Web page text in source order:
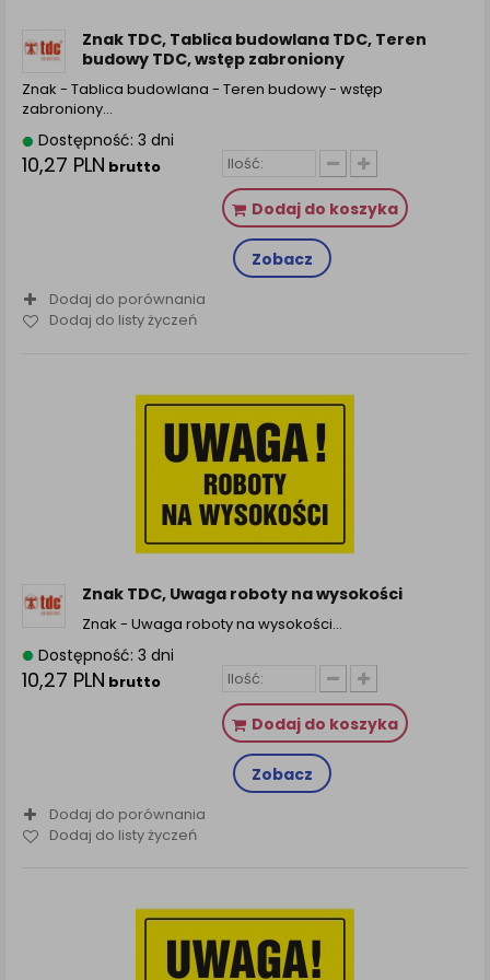
Znak TDC, Tablica budowlana TDC, Teren
budowy TDC, wstęp zabroniony
Znak - Tablica budowlana - Teren budowy - wstęp
zabroniony…
Dostępność: 3 dni
10,27 PLN brutto
Dodaj do koszyka
Zobacz
Dodaj do porównania
Dodaj do listy życzeń
Znak TDC, Uwaga roboty na wysokości
Znak - Uwaga roboty na wysokości…
Dostępność: 3 dni
10,27 PLN brutto
Dodaj do koszyka
Zobacz
Dodaj do porównania
Dodaj do listy życzeń
zamówienia na Państwa email lub wyświetlenie
Państwu prawidłowych informacji o promocjach czy
cenach indywidualnych, ważna jest Państwa
wcześniejsza zgoda której udzieliliście podczas
zakładania konta.
dowolnym momencie wycofać.
Klauzula Informacyjna (rozwiń)
Lista Zaufanych Partnerów (rozwiń)